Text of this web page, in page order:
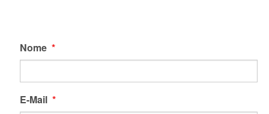
Nome *
E-Mail *